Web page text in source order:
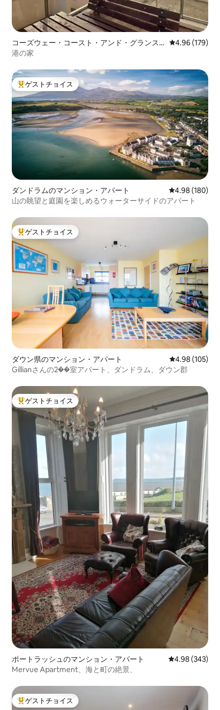
コーズウェー・コースト・アンド・グランス
のマンション・アパート
レビュー179
4.96 (179)
港の家
大好評のゲストチョイスです。
ゲストチョイス
ダンドラムのマンション・アパート レビュー180
4.98 (180)
山の眺望と庭園を楽しめるウォーターサイドのアパート
大好評のゲストチョイスです。
ゲストチョイス
ダウン県のマンション・アパート レビュー105
4.98 (105)
Gillianさんの2��室アパート、ダンドラム、ダウン郡
大好評のゲストチョイスです。
ゲストチョイス
ポートラッシュのマンション・アパート レビュー343
4.98 (343)
Mervue Apartment、海と町の絶景、
大好評のゲストチョイスです。
ゲストチョイス